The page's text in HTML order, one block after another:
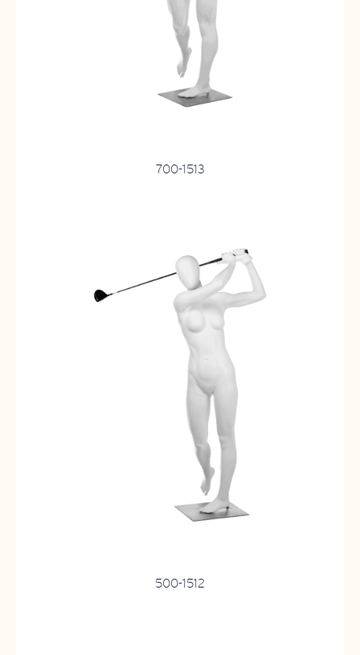
700-1513
500-1512